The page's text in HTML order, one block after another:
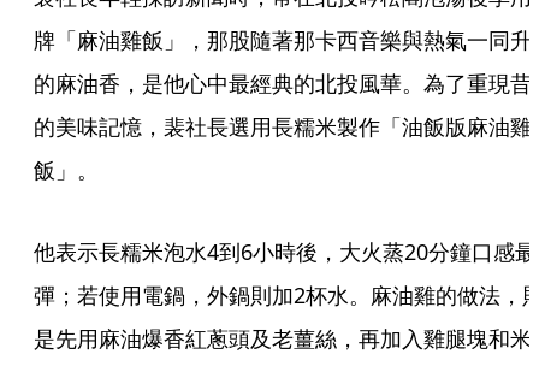
牌「麻油雞飯」，那股隨著那卡西音樂與熱氣一同升
的麻油香，是他心中最經典的北投風華。為了重現昔
的美味記憶，裴社長選用長糯米製作「油飯版麻油雞
飯」。
他表示長糯米泡水4到6小時後，大火蒸20分鐘口感
彈；若使用電鍋，外鍋則加2杯水。麻油雞的做法，
是先用麻油爆香紅蔥頭及老薑絲，再加入雞腿塊和米